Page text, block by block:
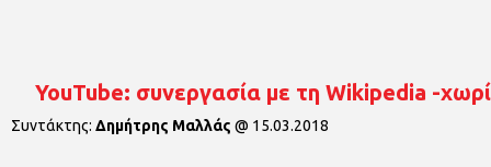
YouTube: συνεργασία με τη Wikipedia -
Συντάκτης: Δημήτρης Μαλλάς @ 15.03.2018